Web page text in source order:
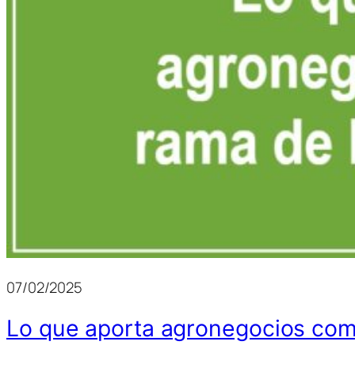
07/02/2025
Lo que aporta agronegocios